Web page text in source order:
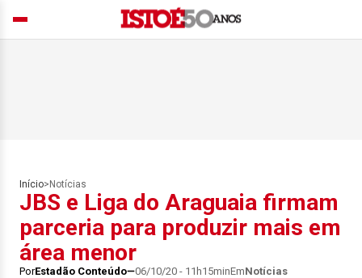
Início> Notícias
JBS e Liga do Araguaia firmam
parceria para produzir mais em
área menor
PorEstadão Conteúdo 06/10/20 - 11h15minEmNotícias